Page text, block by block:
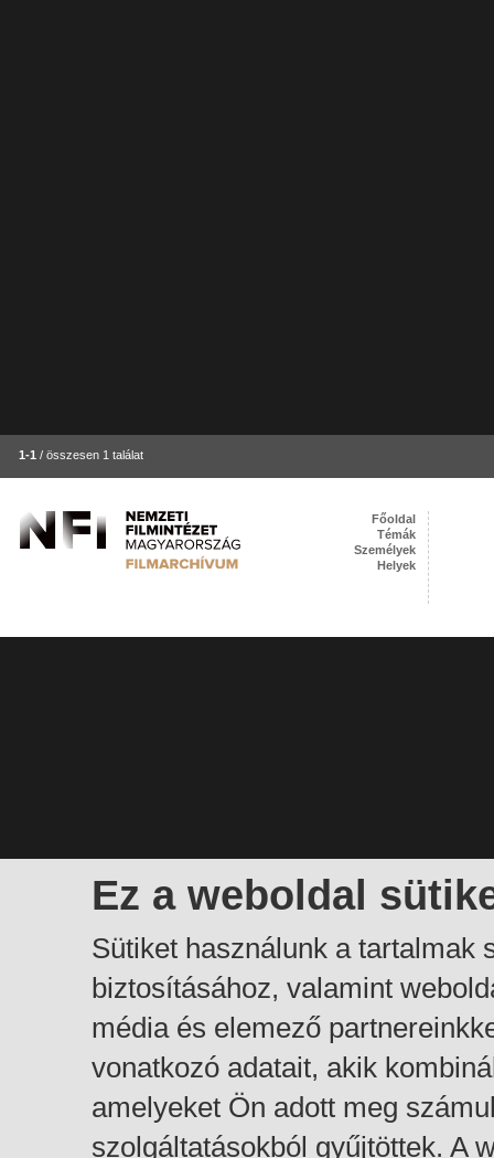
1-1 / összesen 1 találat
Ez a weboldal
Sütiket használunk a tartalmak
biztosításához, valamint
média és elemező
vonatkozó adatait, akik
amelyeket Ön adott meg
szolgáltatásokból gyűjtöttek. A
Főoldal
Témák
Személyek
Helyek